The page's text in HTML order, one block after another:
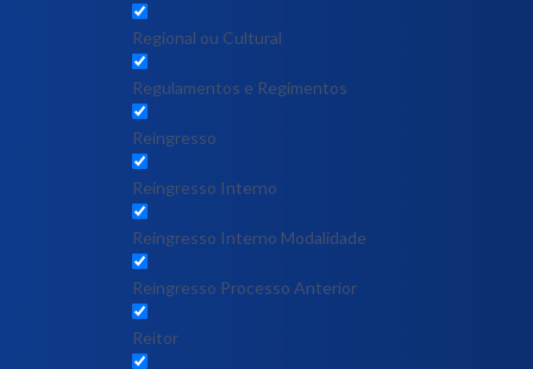
Regional ou Cultural
Regulamentos e Regimentos
Reingresso
Reingresso Interno
Reingresso Interno Modalidade
Reingresso Processo Anterior
Reitor